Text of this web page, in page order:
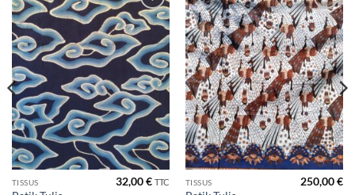
Ajouter
à la liste
de
souhaits
TISSUS 32,00€ TTC
Ajouter
à la liste
de
souhaits
TISSUS 250,00€